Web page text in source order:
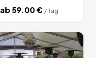
ab59.00€ / Tag